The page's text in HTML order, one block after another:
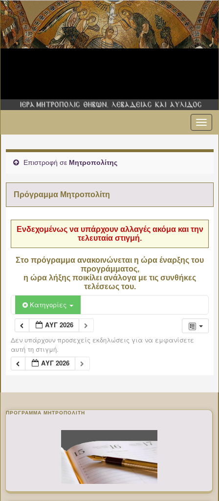
Επιστροφή σε Μητροπολίτης
Πρόγραμμα Μητροπολίτη
Ενδεχομένως να υπάρχουν αλλαγές ακόμα και την
τελευταία στιγμή.
Στο πρόγραμμα ανακοινώνεται η ώρα έναρξης του
προγράμματος,
η ώρα λήξης ποικίλει ανάλογα με τις συνθήκες
τελέσεως του.
Κατηγορίες
ΑΥΓ 2026
Δεν υπάρχουν προσεχείς εκδηλώσεις για να εμφανίσετε
αυτή τη στιγμή.
ΑΥΓ 2026
ΠΡΌΓΡΑΜΜΑ ΜΗΤΡΟΠΟΛΊΤΗ